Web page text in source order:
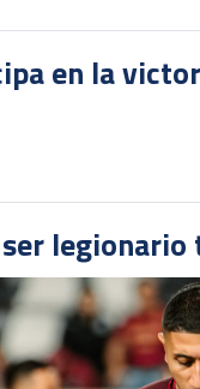
en la
legionario